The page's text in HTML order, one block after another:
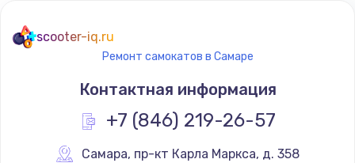
scooter-iq.ru
Ремонт самокатов в Самаре
Контактная информация
+7 (846) 219-26-57
Самара, пр-кт Карла Маркса, д. 358